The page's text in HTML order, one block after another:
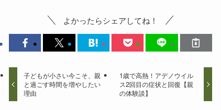
よかったらシェアしてね！
子どもが小さい今こそ、親
と過ごす時間を増やしたい
理由
1歳で高熱！アデノウイル
ス2回目の症状と回復【親
の体験談】